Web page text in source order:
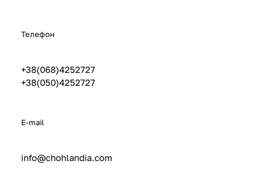
Телефон
+38(068)4252727
+38(050)4252727
E-mail
info@chohlandia.com